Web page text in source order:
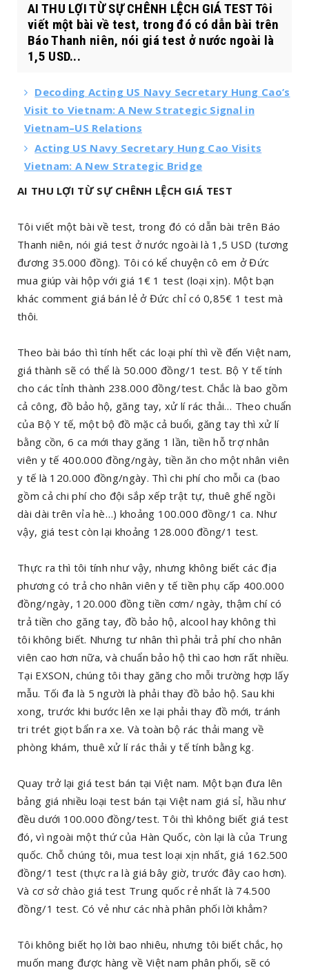
AI THU LỢI TỪ SỰ CHÊNH LỆCH GIÁ TEST Tôi
viết một bài về test, trong đó có dẫn bài trên
Báo Thanh niên, nói giá test ở nước ngoài là
1,5 USD...
Decoding Acting US Navy Secretary Hung Cao’s
Visit to Vietnam: A New Strategic Signal in
Vietnam–US Relations
Acting US Navy Secretary Hung Cao Visits
Vietnam: A New Strategic Bridge
AI THU LỢI TỪ SỰ CHÊNH LỆCH GIÁ TEST
Tôi viết một bài về test, trong đó có dẫn bài trên Báo
Thanh niên, nói giá test ở nước ngoài là 1,5 USD (tương
đương 35.000 đồng). Tôi có kể chuyện cô em ở Đức
mua giúp vài hộp với giá 1€ 1 test (loại xịn). Một bạn
khác comment giá bán lẻ ở Đức chỉ có 0,85€ 1 test mà
thôi.
Theo bài báo thì tính hết các loại phí thì về đến Việt nam,
giá thành sẽ có thể là 50.000 đồng/1 test. Bộ Y tế tính
cho các tỉnh thành 238.000 đồng/test. Chắc là bao gồm
cả công, đồ bảo hộ, găng tay, xử lí rác thải… Theo chuẩn
của Bộ Y tế, một bộ đồ mặc cả buổi, găng tay thì xử lí
bằng cồn, 6 ca mới thay găng 1 lần, tiền hỗ trợ nhân
viên y tế 400.000 đồng/ngày, tiền ăn cho một nhân viên
y tế là 120.000 đồng/ngày. Thì chi phí cho mỗi ca (bao
gồm cả chi phí cho đội sắp xếp trật tự, thuê ghế ngồi
dài dài trên vỉa hè…) khoảng 100.000 đồng/1 ca. Như
vậy, giá test còn lại khoảng 128.000 đồng/1 test.
Thực ra thì tôi tính như vậy, nhưng không biết các địa
phương có trả cho nhân viên y tế tiền phụ cấp 400.000
đồng/ngày, 120.000 đồng tiền cơm/ ngày, thậm chí có
trả tiền cho găng tay, đồ bảo hộ, alcool hay không thì
tôi không biết. Nhưng tư nhân thì phải trả phí cho nhân
viên cao hơn nữa, và chuẩn bảo hộ thì cao hơn rất nhiều.
Tại EXSON, chúng tôi thay găng cho mỗi trường hợp lấy
mẫu. Tối đa là 5 người là phải thay đồ bảo hộ. Sau khi
xong, trước khi bước lên xe lại phải thay đồ mới, tránh
tri trét giọt bẩn ra xe. Và toàn bộ rác thải mang về
phòng khám, thuê xử lí rác thải y tế tính bằng kg.
Quay trở lại giá test bán tại Việt nam. Một bạn đưa lên
bảng giá nhiều loại test bán tại Việt nam giá sỉ, hầu như
đều dưới 100.000 đồng/test. Tôi thì không biết giá test
đó, vì ngoài một thứ của Hàn Quốc, còn lại là của Trung
quốc. Chỗ chúng tôi, mua test loại xịn nhất, giá 162.500
đồng/1 test (thực ra là giá bây giờ, trước đây cao hơn).
Và cơ sở chào giá test Trung quốc rẻ nhất là 74.500
đồng/1 test. Có vẻ như các nhà phân phối lời khẳm?
Tôi không biết họ lời bao nhiêu, nhưng tôi biết chắc, họ
muốn mang được hàng về Việt nam phân phối, sẽ có